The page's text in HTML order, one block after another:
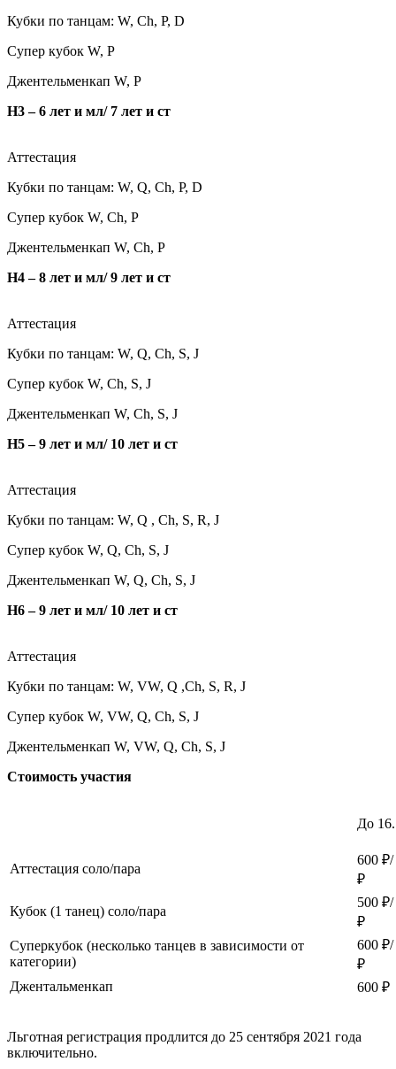
Кубки по танцам: W, Ch, P, D
Супер кубок W, P
Джентельменкап W, P
Н3 – 6 лет и мл/ 7 лет и ст​
Аттестация
Кубки по танцам: W, Q, Ch, P, D
Супер кубок W, Ch, P
Джентельменкап W, Ch, P
Н4 – 8 лет и мл/ 9 лет и ст​
Аттестация
Кубки по танцам: W, Q, Ch, S, J
Супер кубок W, Ch, S, J
Джентельменкап W, Ch, S, J
Н5 – 9 лет и мл/ 10 лет и ст
Аттестация
Кубки по танцам: W, Q , Ch, S, R, J​
Супер кубок W, Q, Ch, S, J
Джентельменкап W, Q, Ch, S, J
Н6 – 9 лет и мл/ 10 лет и ст
Аттестация
Кубки по танцам: W, VW, Q ,Ch, S, R, J​
Супер кубок W, VW, Q, Ch, S, J
Джентельменкап W, VW, Q, Ch, S, J
Стоимость участия
До
Аттестация соло/пара
600 ₽/
₽
Кубок (1 танец) соло/пара
500
₽
Суперкубок (несколько танцев в зависимости от
категории)
600​ ₽/
₽
Джентальменкап
600 ₽
Льготная регистрация продлится​ до 25​ сентября​ 2021 года
включительно.​